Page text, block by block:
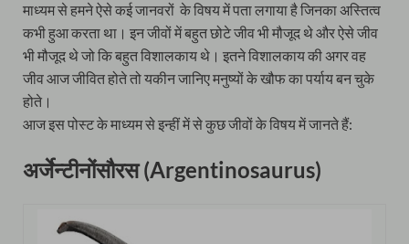
माध्यम से हमने ऐसे कई जानवरों के विषय में पता लगाया है जिनका अस्तित्व
कभी हुआ करता था। इन जीवों में बहुत छोटे जीव भी मौजूद थे और ऐसे जीव
भी मौजूद थे जो कि बहुत विशालकाय थे। इतने विशालकाय की अगर वह
जीव आज जीवित होते तो यकीन जानिए मनुष्यों के खौफ का पर्याय बन चुके
होते।
आज इस पोस्ट के माध्यम से इन्हीं में से कुछ जीवों के विषय में जानते हैं:
अर्जेन्टीनोंसौरस (Argentinosaurus)